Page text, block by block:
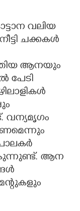
വലിയ
ചക്കകൾ
ആനയും
പേടി
വന്യമൃഗം
ആന